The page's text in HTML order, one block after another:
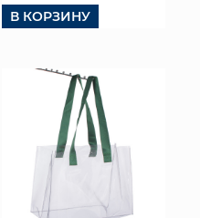
В КОРЗИНУ